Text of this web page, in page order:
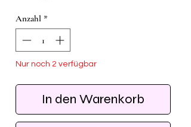
Anzahl *
Nur noch 2 verfügbar
In den Warenkorb